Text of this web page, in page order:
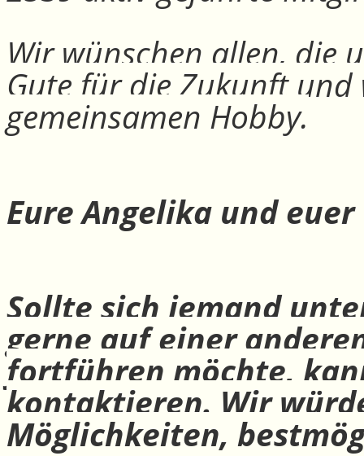
Wir wünschen allen, die
Gute für die Zukunft
gemeinsamen Hobby.
Eure Angelika und
Sollte sich jemand
gerne auf einer
fortführen möchte,
kontaktieren. Wir
Möglichkeiten,